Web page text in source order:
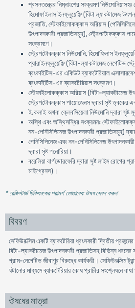
শ্বসনতন্ত্রের নিম্নাংশের সংক্রমণ
হিমোফাইলাস ইনফ্লুয়েঞ্জি (বিটা ল্যাকটামেজ
প্রজাতি, স্টেফাইলোকক্কাস অরিয়াস
উৎপাদনকারী প্রজাতিসমূহ), স্ট্রেপটোকক্কাস
সংক্রমণে।
স্ট্রেপটোকক্কাস নিউমোনি, হিমোফিলাস
প্যারাইনফ্লুয়েঞ্জি (বিটা-ল্যাকটামেজ নেগেটিভ
ব্রংকাইটিস-এর একিউট ব্যাকটেরিয়াল
ব্রংকাইটিস-এর ব্যাকটেরিয়াল সংক্রমণ।
স্টেফাইলোকক্কাস অরিয়াস (বিটা-ল্যাকটামেজ
স্ট্রেপটোকক্কাস পায়োজেনস দ্বারা সৃষ্ট ত্বকের
ই.কলাই অথবা ক্লেবসিয়েলা নিউমোনি দ্বারা সৃষ্ট
অস্থি এবং অস্থিসন্ধির সংক্রমনঃ
নন-পেনিসিলিনেজ উৎপাদনকারী প্রজাতিসমূহ)
পেনিসিলিনেজ এবং নন-পেনিসিলিনেজ
দ্বারা সৃষ্ট গনোরিয়া।
বরেলিয়া বার্গডোরফেরি দ্বারা সৃষ্ট লাইম রোগের
মাইগ্রেনস)।
* রেজিস্টার্ড চিকিৎসকের পরামর্শ মোতাবেক ঔষধ সেবন করুন'
বিবরণ
সেফিউরক্সিম একটি ব্যাকটেরিয়া ধ্বংসকারী দ্বিতীয়
বিটা-ল্যাকটামেজ উৎপাদনকারী প্রজাতিসহ বিভিন্ন
গ্রাম-নেগেটিভ জীবাণুর বিরুদ্ধে কার্যকরী। সেফিউরক্সিম
ঘটানোর মাধ্যমে ব্যাকটেরিয়ার কোষ প্রাচীর সংশ্লেষনে
ঔষধের মাত্রা